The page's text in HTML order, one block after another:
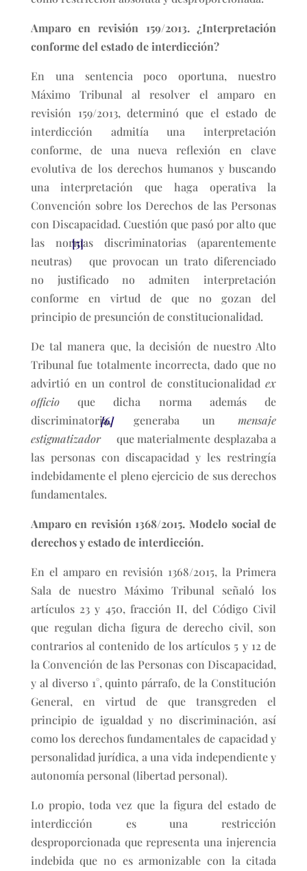
Amparo en revisión 159/2013. ¿Interpretación
conforme del estado de interdicción?
En una sentencia poco oportuna, nuestro
Máximo Tribunal al resolver el amparo en
revisión 159/2013, determinó que el estado de
interdicción admitía una interpretación
conforme, de una nueva reflexión en clave
evolutiva de los derechos humanos y buscando
una interpretación que haga operativa la
Convención sobre los Derechos de las Personas
con Discapacidad. Cuestión que pasó por alto que
las normas discriminatorias (aparentemente
neutras)
[5]
que provocan un trato diferenciado
no justificado no admiten interpretación
conforme en virtud de que no gozan del
principio de presunción de constitucionalidad.
De tal manera que, la decisión de nuestro Alto
Tribunal fue totalmente incorrecta, dado que no
advirtió en un control de constitucionalidadex
officioque dicha norma además de
discriminatoria, generaba unmensaje
estigmatizador
[6]
que materialmente desplazaba a
las personas con discapacidad y les restringía
indebidamente el pleno ejercicio de sus derechos
fundamentales.
Amparo en revisión 1368/2015. Modelo social de
derechos y estado de interdicción.
En el amparo en revisión 1368/2015, la Primera
Sala de nuestro Máximo Tribunal señaló los
artículos 23 y 450, fracción II, del Código Civil
que regulan dicha figura de derecho civil, son
contrarios al contenido de los artículos 5 y 12 de
la Convención de las Personas con Discapacidad,
y al diverso 1°, quinto párrafo, de la Constitución
General, en virtud de que transgreden el
principio de igualdad y no discriminación, así
como los derechos fundamentales de capacidad y
personalidad jurídica, a una vida independiente y
autonomía personal (libertad personal).
Lo propio, toda vez que la figura del estado de
interdicción es una restricción
desproporcionada que representa una injerencia
indebida que no es armonizable con la citada